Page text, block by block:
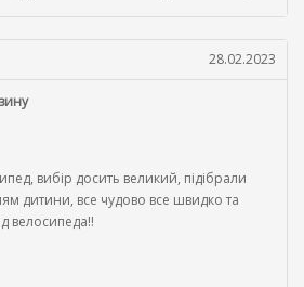
28.02.2023
вибір досить великий, підібрали
дитини, все чудово все швидко та
велосипеда!!